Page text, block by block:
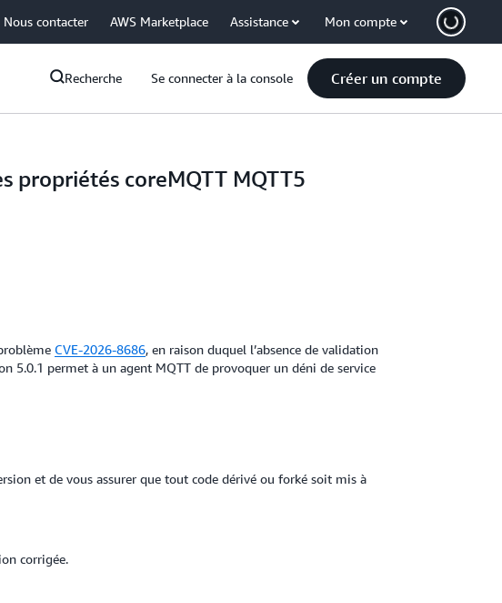
Nous contacter AWS Marketplace Assistance Mon compte
Recherche Se connecter à la console Créer un compte
propriétés coreMQTT MQTT5
CVE-2026-8686, en raison duquel l’absence de validation
5.0.1 permet à un agent MQTT de provoquer un déni de service
et de vous assurer que tout code dérivé ou forké soit mis à
corrigée.